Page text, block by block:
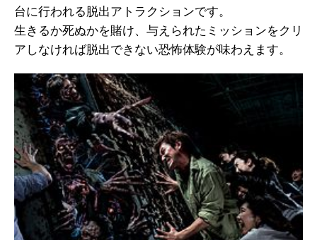
台に行われる脱出アトラクションです。
生きるか死ぬかを賭け、与えられたミッションをクリ
アしなければ脱出できない恐怖体験が味わえます。